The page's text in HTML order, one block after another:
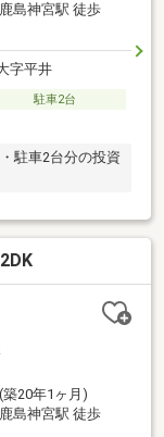
島神宮駅 徒歩
字平井
駐車2台
駐車2台分の投資
築20年1ヶ月)
島神宮駅 徒歩